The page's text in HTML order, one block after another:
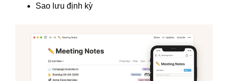
Sao lưu định kỳ